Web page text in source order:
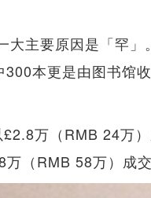
大主要原因是「罕
本更是由图书馆
万（RMB 24万
（RMB 58万）成交